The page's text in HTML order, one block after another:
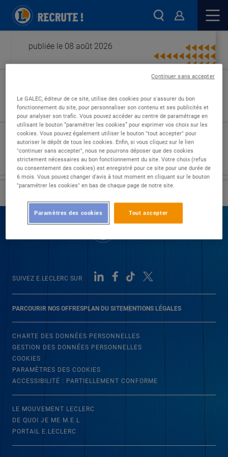
publiée le 08 août 2026
Type de contrat :
Expérience :
Études :
PARCOURIR NOS OFFRESPLAN DU SITEMENTIONS LÉGALES
SUIVEZ E.LECLERC SUR
CHARTE DES DONNÉES PERSONNELLES
GESTION DES DONNÉES PERSONNELLES
COOKIES
PARAMÈTRES DES COOKIES
ACCESSIBILITÉ : PARTIELLEMENT CONFORME
LE MOUVEMENT LECLERC
DE QUOI JE ME M.E.L
PORTAIL E.LECLERC
Le GALEC, éditeur de ce site, utilise des cookies pour s'assurer du bon
fonctionnement du site, pour personnaliser son contenu et ses publicités et
pour analyser son trafic. Vous pouvez accéder au centre de paramétrage en
utilisant le bouton “paramétrer les cookies” pour exprimer vos choix sur les
cookies. Vous pouvez également utiliser le bouton "tout accepter" pour
autoriser le dépôt de tous les cookies. Enfin, si vous cliquez sur le lien
"continuer sans accepter", nous ne pourrons déposer que des cookies
strictement nécessaires au bon fonctionnement du site. Votre choix (refus
ou consentement des cookies) est enregistré pour ce site pour une durée de
6 mois. Vous pouvez changer d'avis à tout moment en cliquant sur le bouton
"paramétrer les cookies" en bas de chaque page de notre site.
Tout accepter
Paramètres des cookies
Continuer sans accepter